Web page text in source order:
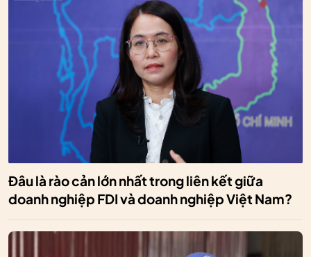
Đâu là rào cản lớn nhất trong liên kết giữa
doanh nghiệp FDI và doanh nghiệp Việt Nam?